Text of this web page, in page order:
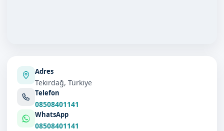
Adres
Tekirdağ, Türkiye
Telefon
08508401141
WhatsApp
08508401141